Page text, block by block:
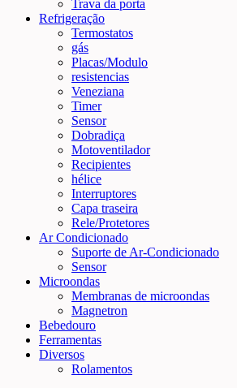
Trava da porta
Refrigeração
Termostatos
gás
Placas/Modulo
resistencias
Veneziana
Timer
Sensor
Dobradiça
Motoventilador
Recipientes
hélice
Interruptores
Capa traseira
Rele/Protetores
Ar Condicionado
Suporte de Ar-Condicionado
Sensor
Microondas
Membranas de microondas
Magnetron
Bebedouro
Ferramentas
Diversos
Rolamentos